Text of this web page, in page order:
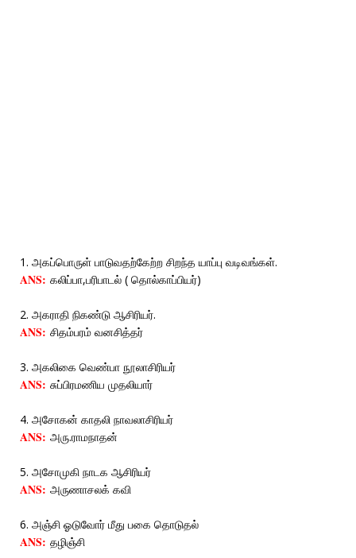
1. அகப்பொருள் பாடுவதற்கேற்ற சிறந்த யாப்பு வடிவங்கள்.
ANS: கலிப்பா,பரிபாடல் ( தொல்காப்பியர்)
2. அகராதி நிகண்டு ஆசிரியர்.
ANS: சிதம்பரம் வனசித்தர்
3. அகலிகை வெண்பா நூலாசிரியர்
ANS: சுப்பிரமணிய முதலியார்
4. அசோகன் காதலி நாவலாசிரியர்
ANS: அரு.ராமநாதன்
5. அசோமுகி நாடக ஆசிரியர்
ANS: அருணாசலக் கவி
6. அஞ்சி ஓடுவோர் மீது பகை தொடுதல்
ANS: தழிஞ்சி